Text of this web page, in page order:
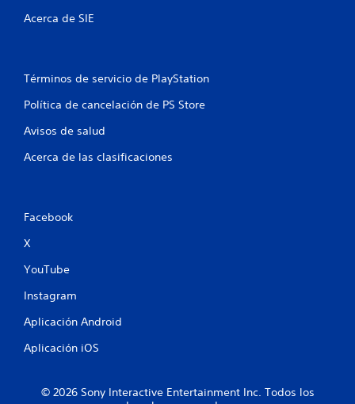
Acerca de SIE
Términos de servicio de PlayStation
Política de cancelación de PS Store
Avisos de salud
Acerca de las clasificaciones
Facebook
X
YouTube
Instagram
Aplicación Android
Aplicación iOS
© 2026 Sony Interactive Entertainment Inc. Todos los